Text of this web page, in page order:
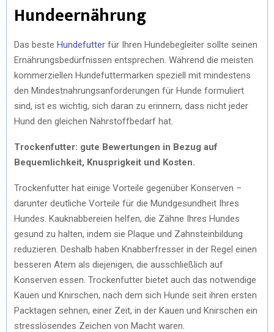
Hundeernährung
Das beste Hundefutter für Ihren Hundebegleiter sollte seinen
Ernährungsbedürfnissen entsprechen. Während die meisten
kommerziellen Hundefuttermarken speziell mit mindestens
den Mindestnahrungsanforderungen für Hunde formuliert
sind, ist es wichtig, sich daran zu erinnern, dass nicht jeder
Hund den gleichen Nährstoffbedarf hat.
Trockenfutter: gute Bewertungen in Bezug auf
Bequemlichkeit, Knusprigkeit und Kosten.
Trockenfutter hat einige Vorteile gegenüber Konserven –
darunter deutliche Vorteile für die Mundgesundheit Ihres
Hundes. Kauknabbereien helfen, die Zähne Ihres Hundes
gesund zu halten, indem sie Plaque und Zahnsteinbildung
reduzieren. Deshalb haben Knabberfresser in der Regel einen
besseren Atem als diejenigen, die ausschließlich auf
Konserven essen. Trockenfutter bietet auch das notwendige
Kauen und Knirschen, nach dem sich Hunde seit ihren ersten
Packtagen sehnen, einer Zeit, in der Kauen und Knirschen ein
stresslösendes Zeichen von Macht waren.